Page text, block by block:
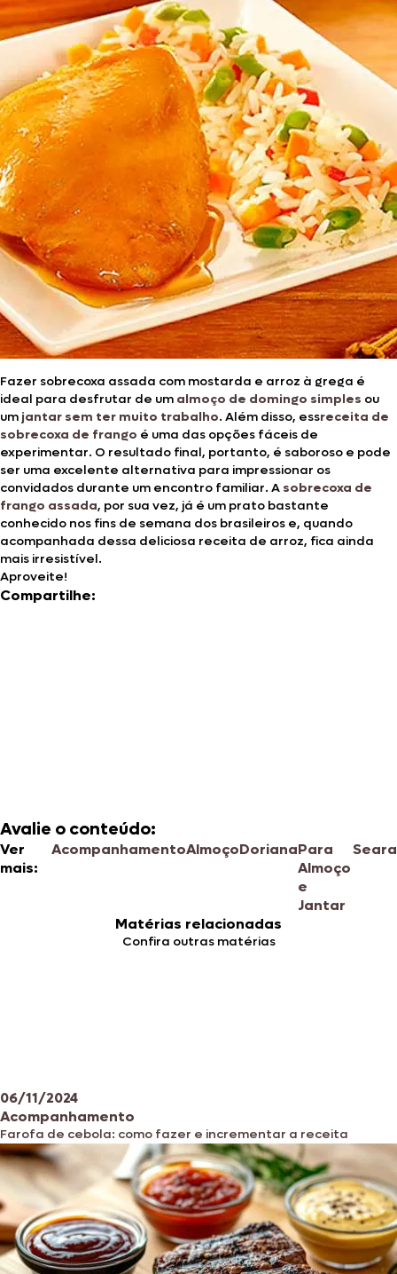
Fazer sobrecoxa assada com mostarda e arroz à grega é
ideal para desfrutar de um almoço de domingo simples ou
um jantar sem ter muito trabalho. Além disso, essreceita de
sobrecoxa de frango é uma das opções fáceis de
experimentar. O resultado final, portanto, é saboroso e pode
ser uma excelente alternativa para impressionar os
convidados durante um encontro familiar. A sobrecoxa de
frango assada, por sua vez, já é um prato bastante
conhecido nos fins de semana dos brasileiros e, quando
acompanhada dessa deliciosa receita de arroz, fica ainda
mais irresistível.
Aproveite!
Compartilhe:
Avalie o conteúdo:
Ver
mais:
AcompanhamentoAlmoçoDorianaPara
Almoço
e
Jantar
Seara
Matérias relacionadas
Confira outras matérias
06/11/2024
Acompanhamento
Farofa de cebola: como fazer e incrementar a receita